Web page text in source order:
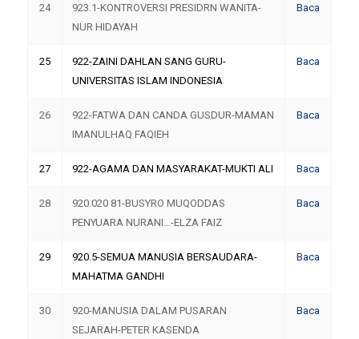
24
923.1-KONTROVERSI PRESIDRN WANITA-
NUR HIDAYAH
Baca
25
922-ZAINI DAHLAN SANG GURU-
UNIVERSITAS ISLAM INDONESIA
Baca
26
922-FATWA DAN CANDA GUSDUR-MAMAN
IMANULHAQ FAQIEH
Baca
27 922-AGAMA DAN MASYARAKAT-MUKTI ALI Baca
28
920.020 81-BUSYRO MUQODDAS
PENYUARA NURANI…-ELZA FAIZ
Baca
29
920.5-SEMUA MANUSIA BERSAUDARA-
MAHATMA GANDHI
Baca
30
920-MANUSIA DALAM PUSARAN
SEJARAH-PETER KASENDA
Baca